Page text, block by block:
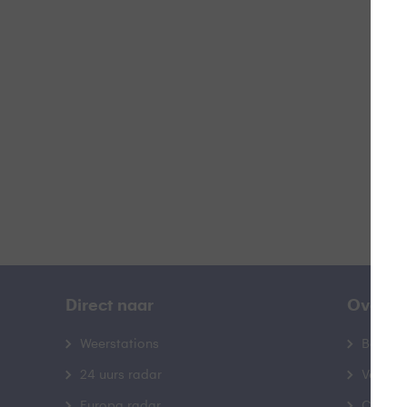
Direct naar
Weerstations
24 uurs radar
Over